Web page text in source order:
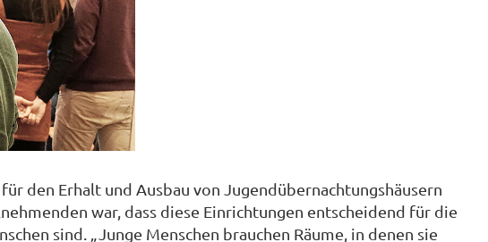
den Erhalt und Ausbau von Jugendübernachtungshäusern
war, dass diese Einrichtungen entscheidend für die
sind. „Junge Menschen brauchen Räume, in denen sie